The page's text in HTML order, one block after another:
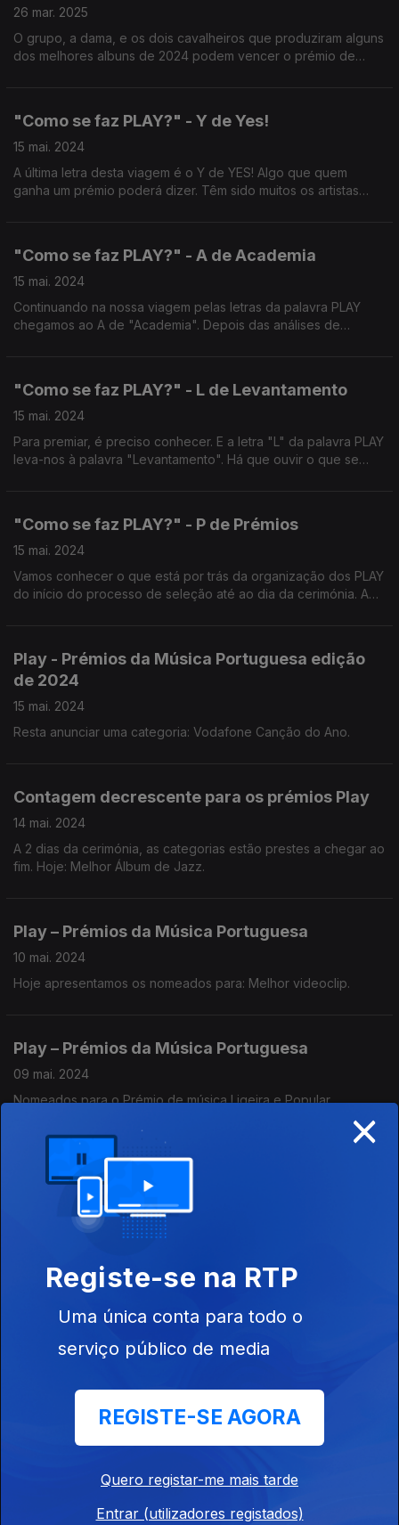
26 mar. 2025
O grupo, a dama, e os dois cavalheiros que produziram alguns
dos melhores albuns de 2024 podem vencer o prémio de
"Como se faz PLAY?" - Y de Yes!
15 mai. 2024
A última letra desta viagem é o Y de YES! Algo que quem
ganha um prémio poderá dizer. Têm sido muitos os artistas
"Como se faz PLAY?" - A de Academia
15 mai. 2024
Continuando na nossa viagem pelas letras da palavra PLAY
chegamos ao A de "Academia". Depois das análises de
"Como se faz PLAY?" - L de Levantamento
15 mai. 2024
Para premiar, é preciso conhecer. E a letra "L" da palavra PLAY
leva-nos à palavra "Levantamento". Há que ouvir o que se
"Como se faz PLAY?" - P de Prémios
15 mai. 2024
Vamos conhecer o que está por trás da organização dos PLAY
do início do processo de seleção até ao dia da cerimónia. A
Play - Prémios da Música Portuguesa edição
de 2024
15 mai. 2024
Resta anunciar uma categoria: Vodafone Canção do Ano.
Contagem decrescente para os prémios Play
14 mai. 2024
A 2 dias da cerimónia, as categorias estão prestes a chegar ao
fim. Hoje: Melhor Álbum de Jazz.
Play – Prémios da Música Portuguesa
10 mai. 2024
Hoje apresentamos os nomeados para: Melhor videoclip.
Play – Prémios da Música Portuguesa
09 mai. 2024
Nomeados para o Prémio de música Ligeira e Popular.
Play – Prémios da Música Portuguesa
08 mai. 2024
Os nomeados para Artista Revelação.
Play – Prémios da Música Portuguesa
07 mai. 2024
Play – Prémios da Música Portuguesa
Os nomeados para o melhor álbum de Fado.
Play – Prémios da Música Portuguesa
×
Registe-se na RTP
Uma única conta para todo o
serviço público de media
REGISTE-SE AGORA
Quero registar-me mais tarde
Entrar (utilizadores registados)